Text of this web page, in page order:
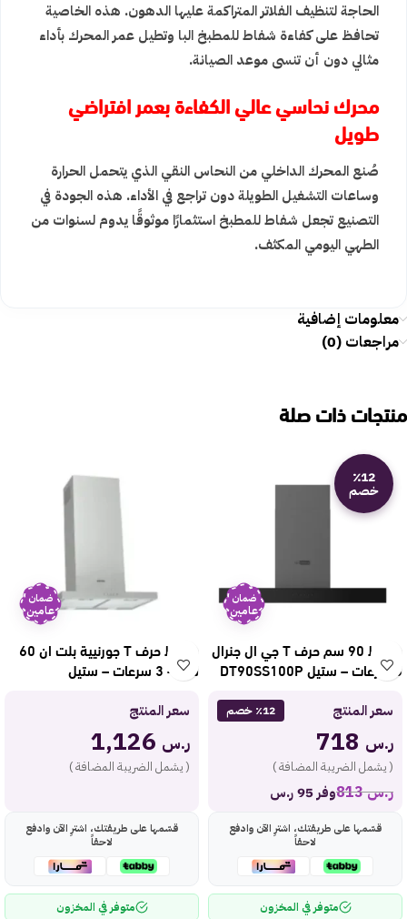
الحاجة لتنظيف الفلاتر المتراكمة عليها الدهون. هذه الخاصية
تحافظ على كفاءة شفاط للمطبخ البا وتطيل عمر المحرك بأداء
مثالي دون أن تنسى موعد الصيانة.
محرك نحاسي عالي الكفاءة بعمر افتراضي
طويل
صُنع المحرك الداخلي من النحاس النقي الذي يتحمل الحرارة
وساعات التشغيل الطويلة دون تراجع في الأداء. هذه الجودة في
التصنيع تجعل شفاط للمطبخ استثمارًا موثوقًا يدوم لسنوات من
الطهي اليومي المكثف.
معلومات إضافية
مراجعات (0)
منتجات ذات صلة
٪12
خصم
ضمان
عامين
شفاط 90 سم حرف T جي ال جنرال
3 سرعات – ستيل DT90SS100P
سعر المنتج ٪12 خصم
ر.س
( يشمل الضريبة المضافة )
ر.س813 وفر 95 ر.س
قسّمها على طريقتك، اشترِ الآن وادفع
لاحقاً
متوفر في المخزون
ضمان
عامين
شفاط حرف T جورنيية بلت ان 60
سم – 3 سرعات – ستيل
WHT623E5XUK
سعر المنتج
ر.س
( يشمل الضريبة المضافة )
قسّمها على طريقتك، اشترِ الآن وادفع
لاحقاً
متوفر في المخزون